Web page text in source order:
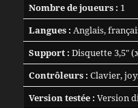
Nombre de joueurs : 1
Langues : Anglais,
Support : Disquette 3,5″
Contrôleurs : Clavier,
Version testée : Version